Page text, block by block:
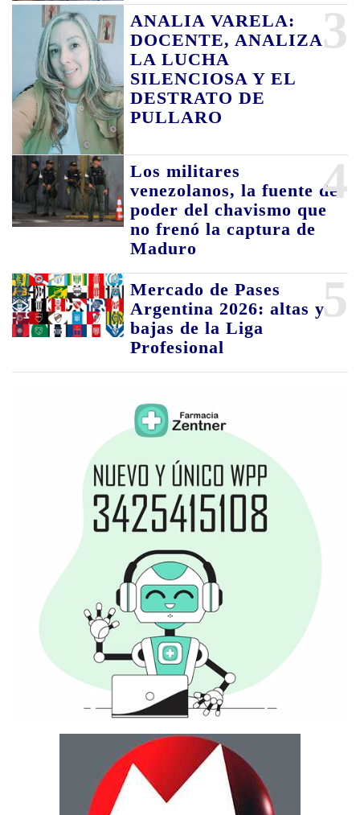
3
ANALIA VARELA:
DOCENTE, ANALIZA
LA LUCHA
SILENCIOSA Y EL
DESTRATO DE
PULLARO
4
Los militares
venezolanos, la fuente de
poder del chavismo que
no frenó la captura de
Maduro
5
Mercado de Pases
Argentina 2026: altas y
bajas de la Liga
Profesional